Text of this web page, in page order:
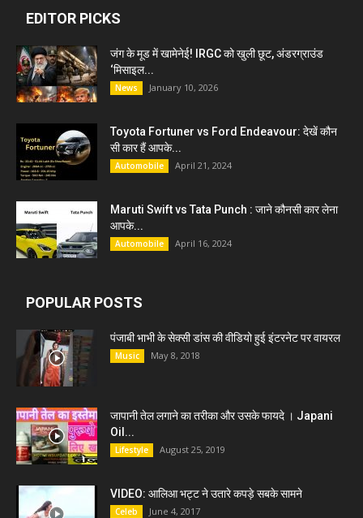
EDITOR PICKS
जंग के मूड में खामेनेई! IRGC को खुली छूट, अंडरग्राउंड
‘मिसाइल...
News January 10, 2026
Toyota Fortuner vs Ford Endeavour: देखें कौन
सी कार हैं आपके...
Automobile April 21, 2024
Maruti Swift vs Tata Punch : जाने कौनसी कार लेना
आपके...
Automobile April 16, 2024
POPULAR POSTS
पंजाबी भाभी के सेक्सी डांस की वीडियो हुई इंटरनेट पर वायरल
Music May 8, 2018
जापानी तेल लगाने का तरीका और उसके फायदे । Japani
Oil...
Lifestyle August 25, 2019
VIDEO: आलिआ भट्ट ने उतारे कपड़े सबके सामने
Celeb June 4, 2017